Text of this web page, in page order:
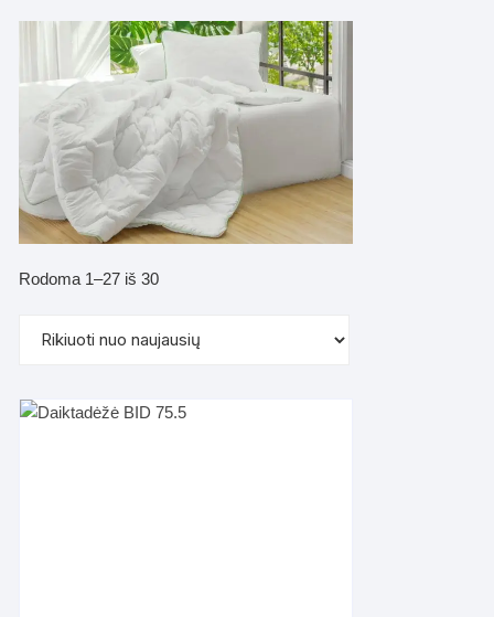
Rodoma 1–27 iš 30Rūšiuojama
naujausią